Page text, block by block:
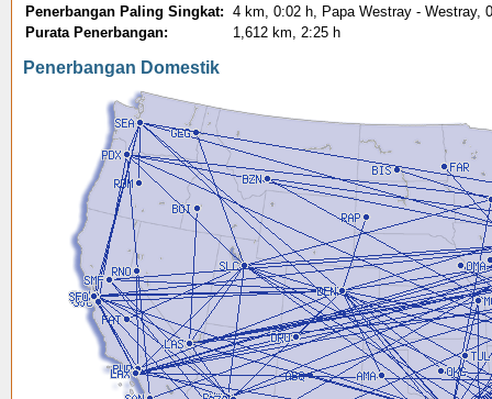
Penerbangan Paling Singkat: 4 km, 0:02 h, Papa Westray - Westray,
Purata Penerbangan:
1,612 km, 2:25 h
Penerbangan Domestik